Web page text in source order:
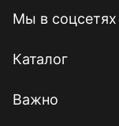
Мы в соцсетях
Каталог
Важно